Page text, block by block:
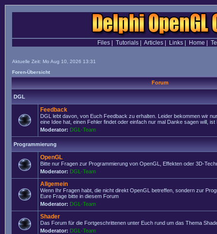
Files| Tutorials| Articles| Links| Home
Aktuelle Zeit: Mo Aug 10, 2026 13:31
Foren-Übersicht
Forum
DGL
Feedback
DGL lebt davon, von Euch Feedback zu erhalten. Leider bekommen wir
eine Idee hat, einen Fehler findet oder einfach nur mal Danke sagen will, ist
Moderator: DGL-Team
Programmierung
OpenGL
Bitte nur Fragen zur Programmierung von OpenGL, Effekten oder 3D-
Moderator: DGL-Team
Allgemein
Wenn Ihr Fragen habt, die nicht direkt OpenGL betreffen, sondern zur
Eure Frage bitte in diesem Forum
Moderator: DGL-Team
Shader
Das Forum für die Fortgeschrittenen unter Euch rund um das Thema
Moderator: DGL-Team